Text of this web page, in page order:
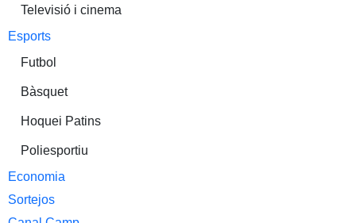
Televisió i cinema
Esports
Futbol
Bàsquet
Hoquei Patins
Poliesportiu
Economia
Sortejos